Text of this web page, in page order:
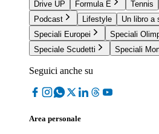
Drive UP
Formula E Tennis
Podcast
Lifestyle
Un libro a
Speciali Europei
Speciali
Speciale Scudetti
Speciali
Seguici anche su
Area personale